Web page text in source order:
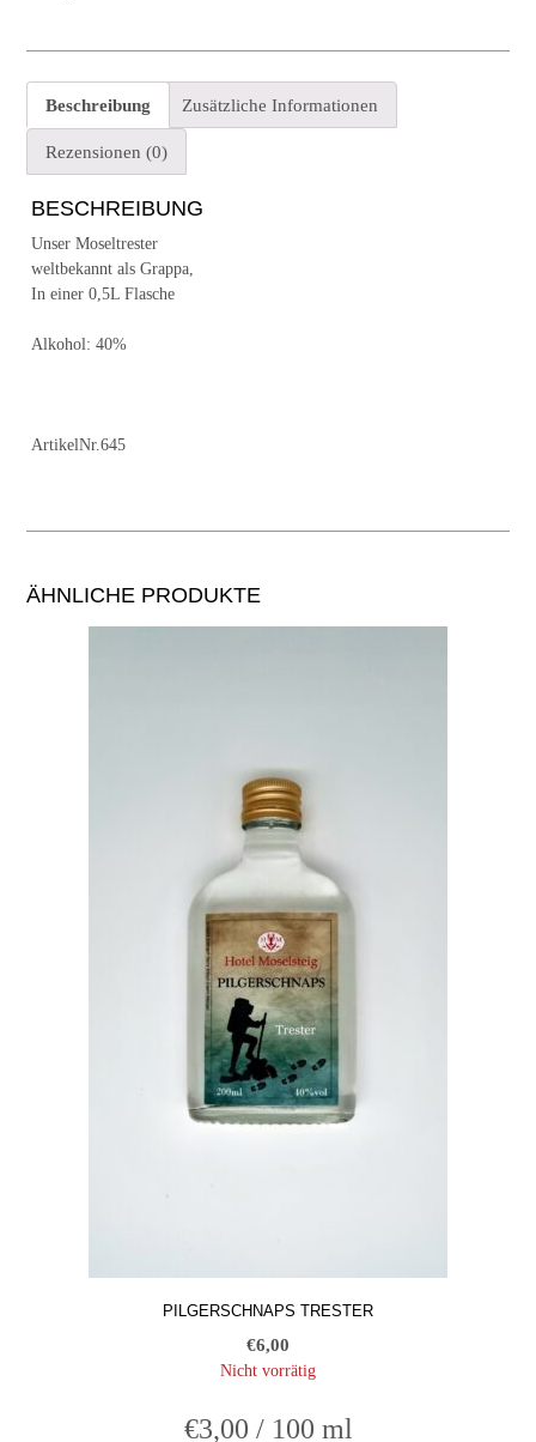
Beschreibung Zusätzliche Informationen
Rezensionen (0)
BESCHREIBUNG
Unser Moseltrester
weltbekannt als Grappa,
In einer 0,5L Flasche
Alkohol: 40%
ArtikelNr.645
ÄHNLICHE PRODUKTE
PILGERSCHNAPS TRESTER
€6,00
Nicht vorrätig
€3,00 / 100 ml